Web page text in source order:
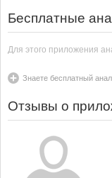
Бесплатные
Для этого приложения
Знаете бесплатный
Отзывы о